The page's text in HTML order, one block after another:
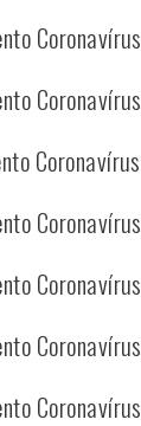
Coronavírus
Coronavírus
Coronavírus
Coronavírus
Coronavírus
Coronavírus
Coronavírus